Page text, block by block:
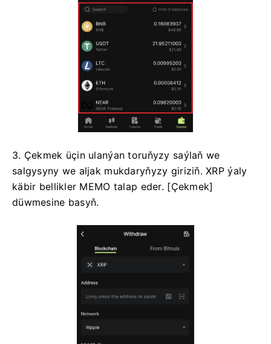
3. Çekmek üçin ulanýan toruňyzy saýlaň we
salgysyny we aljak mukdaryňyzy giriziň.XRP ýaly
käbir bellikler MEMO talap eder. [Çekmek]
düwmesine basyň.